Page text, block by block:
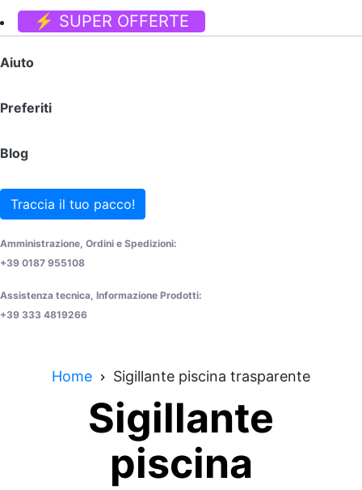
⚡ SUPER OFFERTE
Aiuto
Preferiti
Blog
Traccia il tuo pacco!
Amministrazione, Ordini e Spedizioni:
+39 0187 955108
Assistenza tecnica, Informazione Prodotti:
+39 333 4819266
Home Sigillante piscina trasparente
Sigillante
piscina